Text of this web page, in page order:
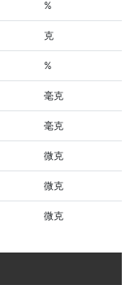
%
克
%
毫克
毫克
微克
微克
微克